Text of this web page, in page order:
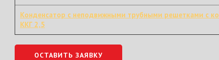
Конденсатор с неподвижными трубными решетками с
ККГ 2,5
ОСТАВИТЬ ЗАЯВКУ